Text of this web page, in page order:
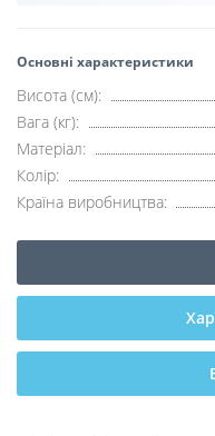
Основні характеристики
Висота (см):
Вага (кг):
Матеріал:
Колір:
Країна виробництва: